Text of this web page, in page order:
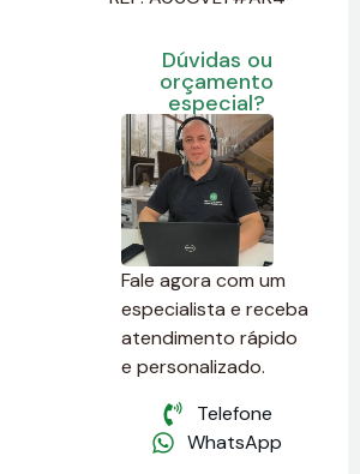
Dúvidas ou
orçamento
especial?
Fale agora com um
especialista e receba
atendimento rápido
e personalizado.
Telefone
WhatsApp